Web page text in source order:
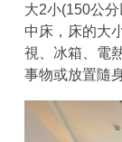
大2小(150公
中床，床的大
視、冰箱、電
事物或放置隨